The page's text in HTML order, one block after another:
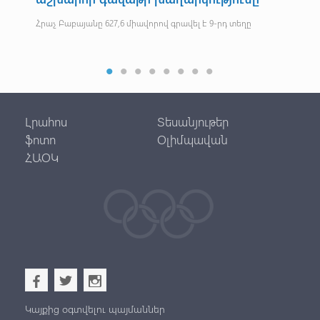
Հրաչ Բաբայանը 627,6 միավորով գրավել է 9-րդ տեղը
Լրահոս
Տեսանյութեր
ֆոտո
Օլիմպավան
ՀԱՕԿ
b a x
Կայքից օգտվելու պայմաններ